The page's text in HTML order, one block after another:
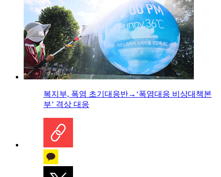
복지부, 폭염 초기대응반→‘폭염대응 비상대책본
부’ 격상 대응